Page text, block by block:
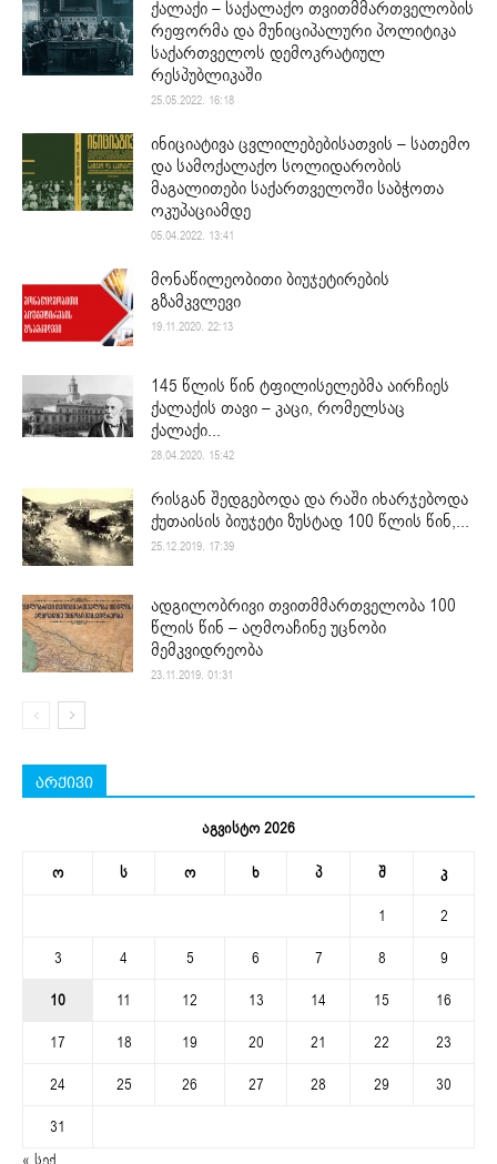
ქალაქი – საქალაქო თვითმმართველობის
რეფორმა და მუნიციპალური პოლიტიკა
საქართველოს დემოკრატიულ
რესპუბლიკაში
25.05.2022. 16:18
ინიციატივა ცვლილებებისათვის – სათემო
და სამოქალაქო სოლიდარობის
მაგალითები საქართველოში საბჭოთა
ოკუპაციამდე
05.04.2022. 13:41
მონაწილეობითი ბიუჯეტირების
გზამკვლევი
19.11.2020. 22:13
145 წლის წინ ტფილისელებმა აირჩიეს
ქალაქის თავი – კაცი, რომელსაც
ქალაქი...
28.04.2020. 15:42
რისგან შედგებოდა და რაში იხარჯებოდა
ქუთაისის ბიუჯეტი ზუსტად 100 წლის წინ,...
25.12.2019. 17:39
ადგილობრივი თვითმმართველობა 100
წლის წინ – აღმოაჩინე უცნობი
მემკვიდრეობა
23.11.2019. 01:31
არქივი
აგვისტო 2026
ო ს ო ხ პ შ კ
1
2
3
4 5 6 7 8
9
10
11 12 13 14 15
16
17
18 19 20 21 22
23
24
25 26 27 28 29
30
31